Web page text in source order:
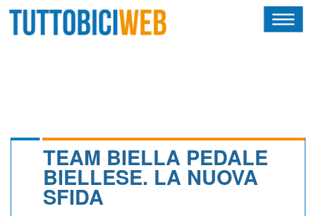
CALENDARIO
TEAM BIELLA PEDALE
BIELLESE. LA NUOVA
SFIDA